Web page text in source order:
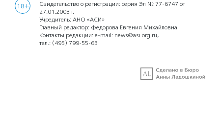
18+
Свидетельство о регистрации: серия Эл № 77-6747 от
27.01.2003 г.
Учредитель: АНО «АСИ»
Главный редактор: Федорова Евгения Михайловна
Контакты редакции: e-mail: news@asi.org.ru,
тел.: (495) 799-55-63